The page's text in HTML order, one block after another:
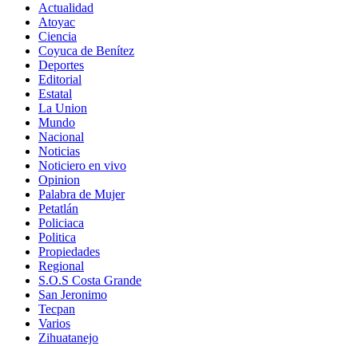
Actualidad
Atoyac
Ciencia
Coyuca de Benítez
Deportes
Editorial
Estatal
La Union
Mundo
Nacional
Noticias
Noticiero en vivo
Opinion
Palabra de Mujer
Petatlán
Policiaca
Politica
Propiedades
Regional
S.O.S Costa Grande
San Jeronimo
Tecpan
Varios
Zihuatanejo